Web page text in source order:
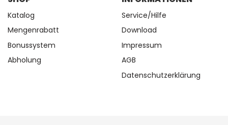
Katalog
Mengenrabatt
Bonussystem
Abholung
Service/Hilfe
Download
Impressum
AGB
Datenschutzerklärung